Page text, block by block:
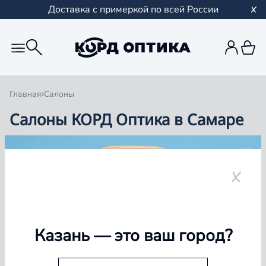
Доставка с примеркой по всей России
Главная Салоны
Салоны КОРД Оптика в Самаре
Группа компаний «Корд Оптика» - это более 100
Казань— это ваш город?